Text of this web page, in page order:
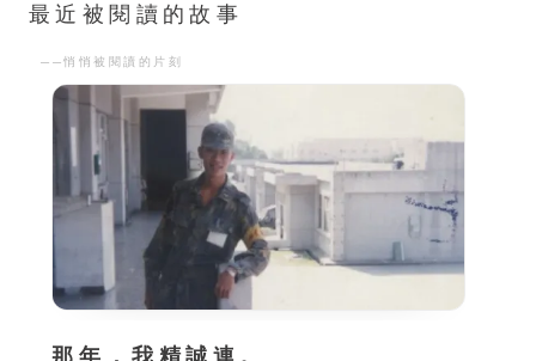
最近被閱讀的故事
──悄悄被閱讀的片刻
那年，我精誠連。